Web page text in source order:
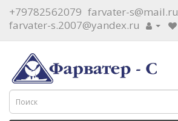
+79782562079 farvater-s@mail.ru
farvater-s.2007@yandex.ru